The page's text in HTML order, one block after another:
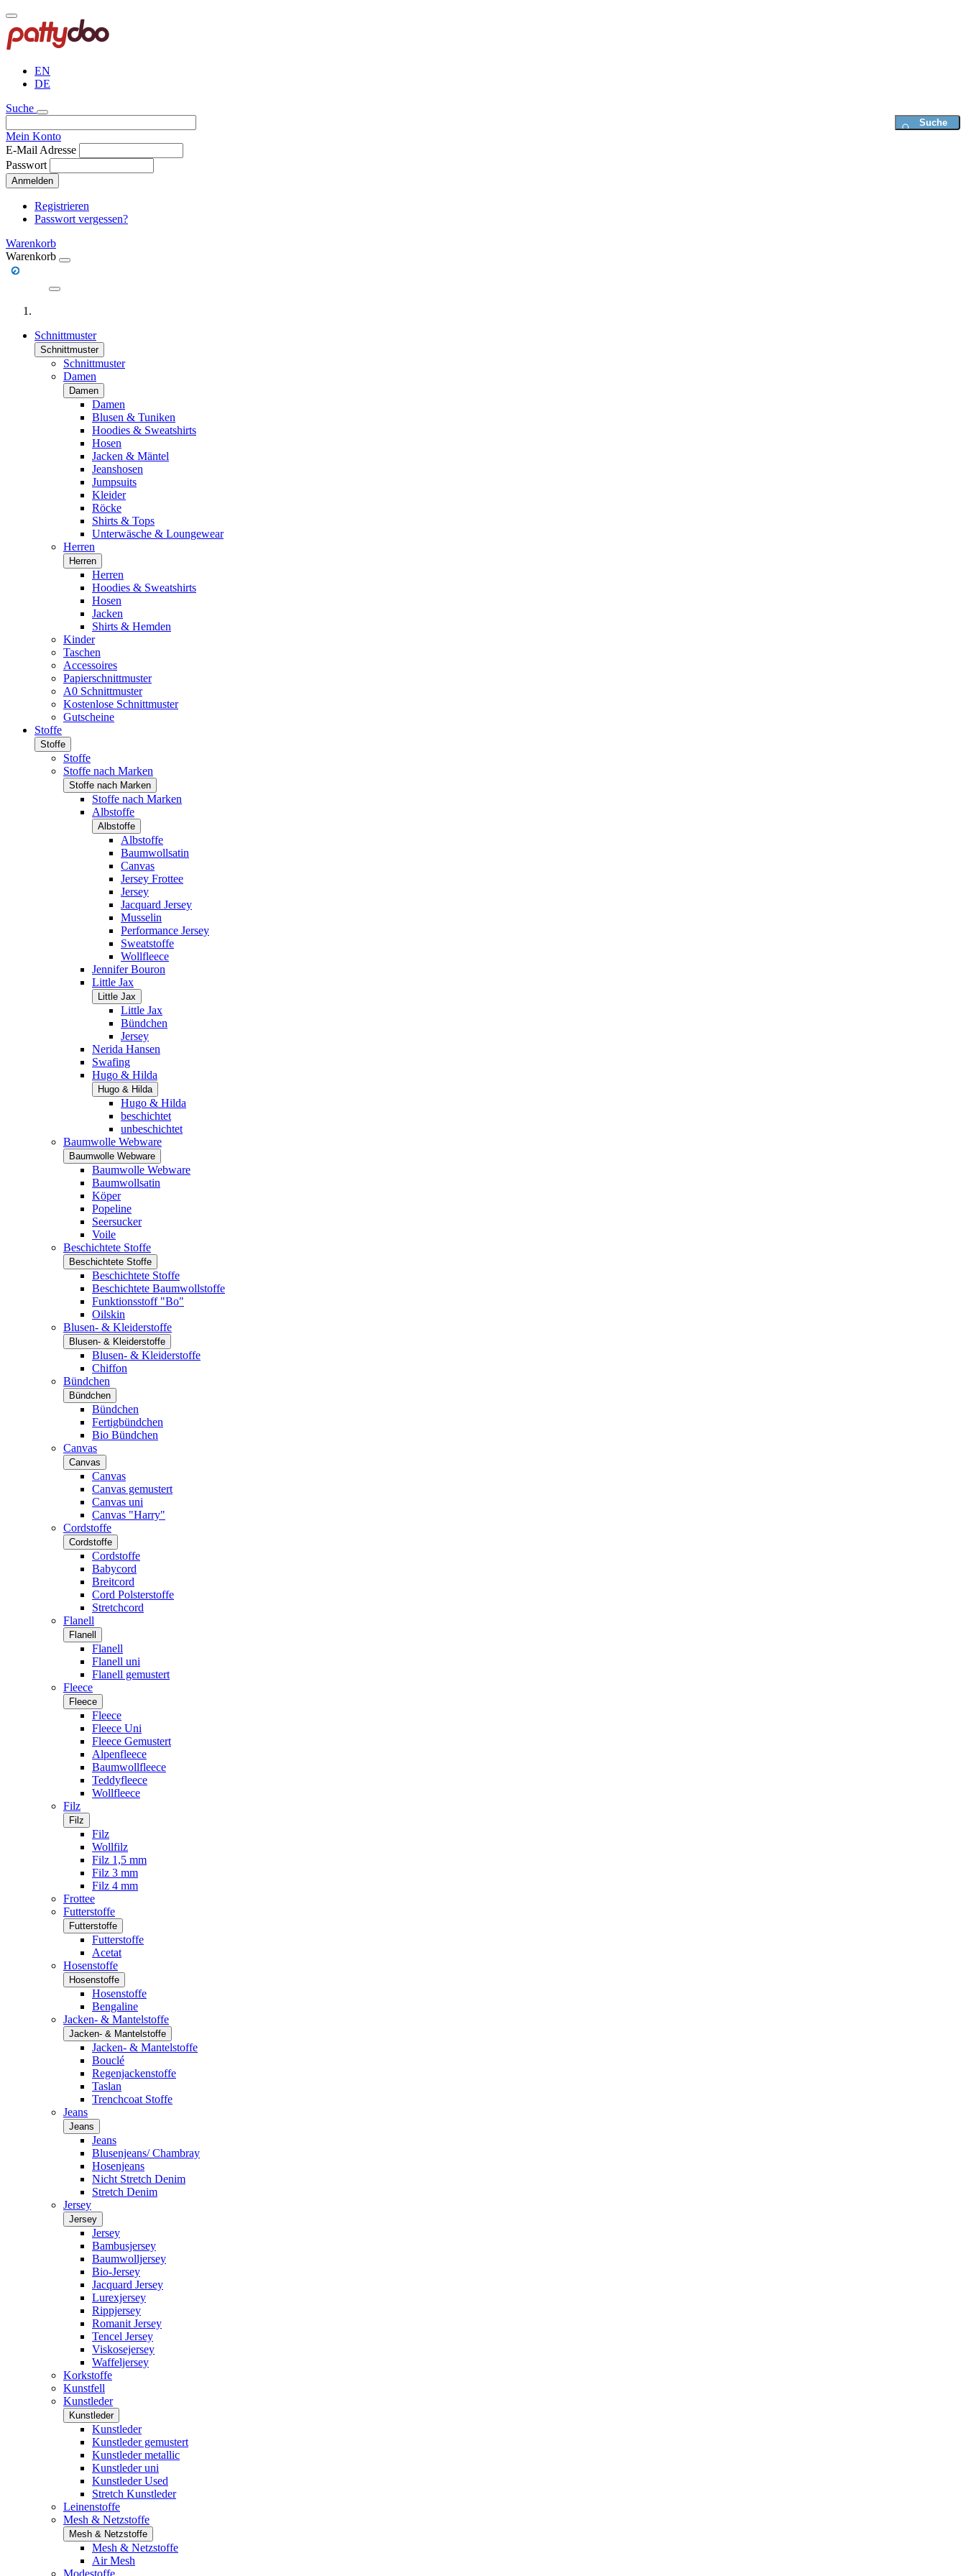
Direkt
zum
Inhalt
EN
DE
Suche
Mein Konto
E-Mail Adresse
Passwort
Anmelden
Registrieren
Passwort vergessen?
Warenkorb
Warenkorb
Schnittmuster
Schnittmuster
Schnittmuster
Damen
Damen
Damen
Blusen & Tuniken
Hoodies & Sweatshirts
Hosen
Jacken & Mäntel
Jeanshosen
Jumpsuits
Kleider
Röcke
Shirts & Tops
Unterwäsche & Loungewear
Herren
Herren
Herren
Hoodies & Sweatshirts
Hosen
Jacken
Shirts & Hemden
Kinder
Taschen
Accessoires
Papierschnittmuster
A0 Schnittmuster
Kostenlose Schnittmuster
Gutscheine
Stoffe
Stoffe
Stoffe
Stoffe nach Marken
Stoffe nach Marken
Stoffe nach Marken
Albstoffe
Albstoffe
Albstoffe
Baumwollsatin
Canvas
Jersey Frottee
Jersey
Jacquard Jersey
Musselin
Performance Jersey
Sweatstoffe
Wollfleece
Jennifer Bouron
Little Jax
Little Jax
Little Jax
Bündchen
Jersey
Nerida Hansen
Swafing
Hugo & Hilda
Hugo & Hilda
Hugo & Hilda
beschichtet
unbeschichtet
Baumwolle Webware
Baumwolle Webware
Baumwolle Webware
Baumwollsatin
Köper
Popeline
Seersucker
Voile
Beschichtete Stoffe
Beschichtete Stoffe
Beschichtete Stoffe
Beschichtete Baumwollstoffe
Funktionsstoff "Bo"
Oilskin
Blusen- & Kleiderstoffe
Blusen- & Kleiderstoffe
Blusen- & Kleiderstoffe
Chiffon
Bündchen
Bündchen
Bündchen
Fertigbündchen
Bio Bündchen
Canvas
Canvas
Canvas
Canvas gemustert
Canvas uni
Canvas "Harry"
Cordstoffe
Cordstoffe
Cordstoffe
Babycord
Breitcord
Cord Polsterstoffe
Stretchcord
Flanell
Flanell
Flanell
Flanell uni
Flanell gemustert
Fleece
Fleece
Fleece
Fleece Uni
Fleece Gemustert
Alpenfleece
Baumwollfleece
Teddyfleece
Wollfleece
Filz
Filz
Filz
Wollfilz
Filz 1,5 mm
Filz 3 mm
Filz 4 mm
Frottee
Futterstoffe
Futterstoffe
Futterstoffe
Acetat
Hosenstoffe
Hosenstoffe
Hosenstoffe
Bengaline
Jacken- & Mantelstoffe
Jacken- & Mantelstoffe
Jacken- & Mantelstoffe
Bouclé
Regenjackenstoffe
Taslan
Trenchcoat Stoffe
Jeans
Jeans
Jeans
Blusenjeans/ Chambray
Hosenjeans
Nicht Stretch Denim
Stretch Denim
Jersey
Jersey
Jersey
Bambusjersey
Baumwolljersey
Bio-Jersey
Jacquard Jersey
Lurexjersey
Rippjersey
Romanit Jersey
Tencel Jersey
Viskosejersey
Waffeljersey
Korkstoffe
Kunstfell
Kunstleder
Kunstleder
Kunstleder
Kunstleder gemustert
Kunstleder metallic
Kunstleder uni
Kunstleder Used
Stretch Kunstleder
Leinenstoffe
Mesh & Netzstoffe
Mesh & Netzstoffe
Mesh & Netzstoffe
Air Mesh
Modestoffe